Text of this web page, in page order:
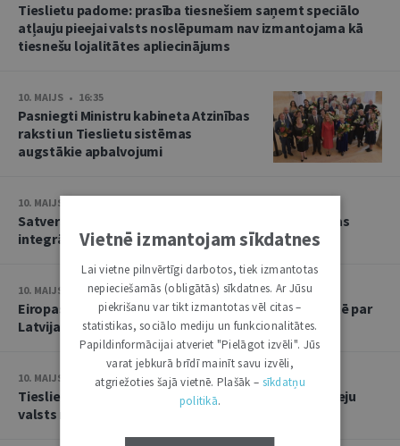
Tieslietu padome: prasība tiesnešiem saņemt speciālo
atļauju pieejai valsts noslēpumam nav izmantojama kā
tiesnešu lojalitātes apliecinājums
10. MAIJS • 16:35
Pasniegti Ministru kabineta Atzinības
raksti un Tieslietu sistēmas
augstākie apbalvojumi
10. MAIJS • 16:21
Satversmes tiesa atbalsta Ukrainas tiesību sistēmas
integrāciju vienotas Eiropas tiesiskajā telpā
10. MAIJS • 11:11
Eiropas dienā tieslietu ministre ar jauniešiem diskutē par
Latvijas dalību Eiropas Savienībā
10. MAIJS • 11:10
Tieslietu padome skatīs jautājumu par tiesnešu pieeju
valsts noslēpumam
Vietnē izmantojam sīkdatnes
Lai vietne pilnvērtīgi darbotos, tiek izmantotas
nepieciešamās (obligātās) sīkdatnes. Ar Jūsu
piekrišanu var tikt izmantotas vēl citas –
statistikas, sociālo mediju un funkcionalitātes.
Papildinformācijai atveriet "Pielāgot izvēli". Jūs
varat jebkurā brīdī mainīt savu izvēli,
atgriežoties šajā vietnē. Plašāk – sīkdatņu
politikā.